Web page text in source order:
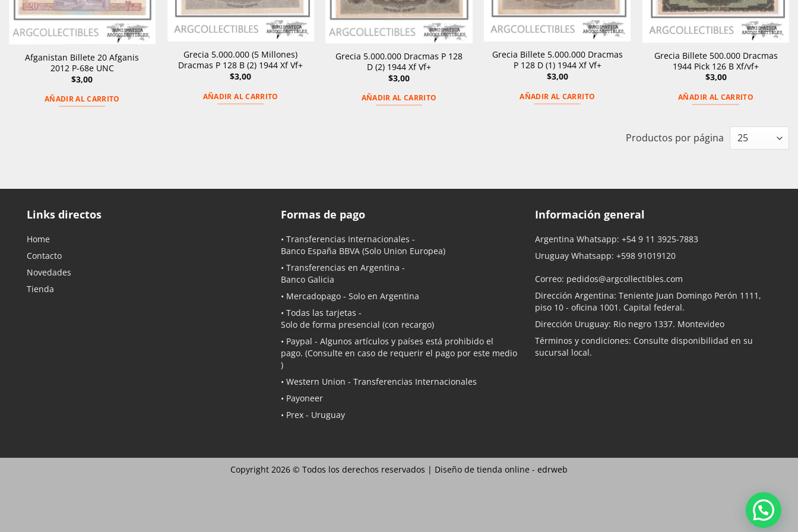
Afganistan Billete 20 Afganis
2012 P-68e UNC
$3,00
AÑADIR AL CARRITO
Grecia 5.000.000 (5 Millones)
Dracmas P 128 B (2) 1944 Xf Vf+
$3,00
AÑADIR AL CARRITO
Grecia 5.000.000 Dracmas P 128
D (2) 1944 Xf Vf+
$3,00
AÑADIR AL CARRITO
Grecia Billete 5.000.000 Dracmas
P 128 D (1) 1944 Xf Vf+
$3,00
AÑADIR AL CARRITO
Grecia Billete 500.000 Dracmas
1944 Pick 126 B Xf/vf+
$3,00
AÑADIR AL CARRITO
Productos por página
Links directos
Home
Contacto
Novedades
Tienda
Formas de pago
• Transferencias Internacionales -
Banco España BBVA (Solo Union Europea)
• Transferencias en Argentina -
Banco Galicia
• Mercadopago - Solo en Argentina
• Todas las tarjetas -
Solo de forma presencial (con recargo)
• Paypal - Algunos artículos y países está prohibido el
pago. (Consulte en caso de requerir el pago por este medio
)
• Western Union - Transferencias Internacionales
• Payoneer
• Prex - Uruguay
Información general
Argentina Whatsapp: +54 9 11 3925-7883
Uruguay Whatsapp: +598 91019120
Correo: pedidos@argcollectibles.com
Dirección Argentina: Teniente Juan Domingo Perón 1111,
piso 10 - oficina 1001. Capital federal.
Dirección Uruguay: Rio negro 1337. Montevideo
Términos y condiciones: Consulte disponibilidad en su
sucursal local.
Copyright 2026 © Todos los derechos reservados | Diseño de tienda online - edrweb